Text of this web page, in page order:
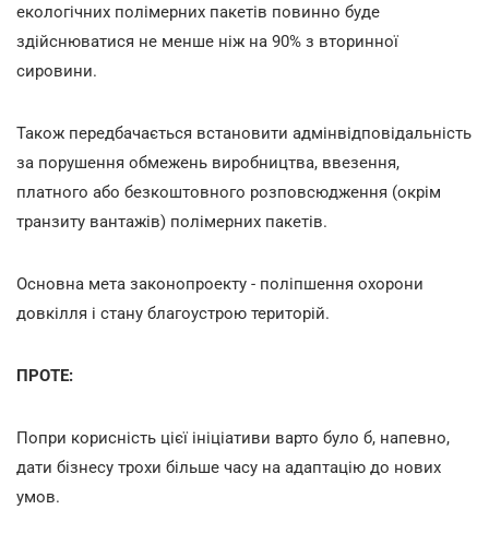
екологічних полімерних пакетів повинно буде
здійснюватися не менше ніж на 90% з вторинної
сировини.
Також передбачається встановити адмінвідповідальність
за порушення обмежень виробництва, ввезення,
платного або безкоштовного розповсюдження (окрім
транзиту вантажів) полімерних пакетів.
Основна мета законопроекту - поліпшення охорони
довкілля і стану благоустрою територій.
ПРОТЕ:
Попри корисність цієї ініціативи варто було б, напевно,
дати бізнесу трохи більше часу на адаптацію до нових
умов.